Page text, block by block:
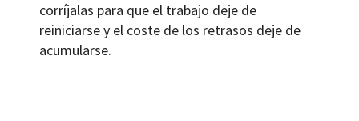
corríjalas para que el trabajo deje de
reiniciarse y el coste de los retrasos deje de
acumularse.